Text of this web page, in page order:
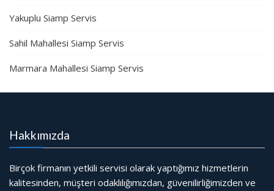
Yakuplu Siamp Servis
Sahil Mahallesi Siamp Servis
Marmara Mahallesi Siamp Servis
Hakkımızda
Birçok firmanın yetkili servisi olarak yaptığımız hizmetlerin
kalitesinden, müşteri odaklılığımızdan, güvenilirliğimizden ve